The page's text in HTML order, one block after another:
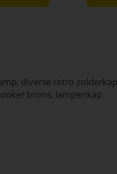
diverse retro
brons, lampenkap